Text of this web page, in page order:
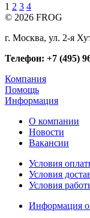
1 2 3 4
© 2026 FROG
г. Москва, ул. 2-я
Телефон: +7 (495)
Компания
Помощь
Информация
О компании
Новости
Вакансии
Условия
Условия
Условия
Информация